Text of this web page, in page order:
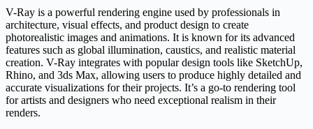
V-Ray is a powerful rendering engine used by professionals in
architecture, visual effects, and product design to create
photorealistic images and animations. It is known for its advanced
features such as global illumination, caustics, and realistic material
creation. V-Ray integrates with popular design tools like SketchUp,
Rhino, and 3ds Max, allowing users to produce highly detailed and
accurate visualizations for their projects. It’s a go-to rendering tool
for artists and designers who need exceptional realism in their
renders.